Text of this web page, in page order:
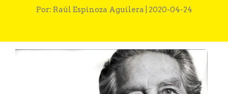
Por: Raúl Espinoza Aguilera | 2020-04-24